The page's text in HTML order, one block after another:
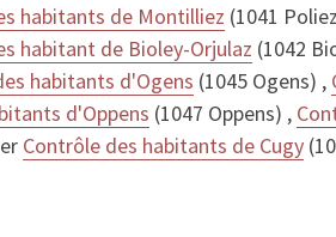
habitants de Montilliez (1041
habitant de Bioley-Orjulaz (1042
habitants d'Ogens (1045 Ogens) ,
d'Oppens (1047 Oppens) ,
Contrôle des habitants de Cugy